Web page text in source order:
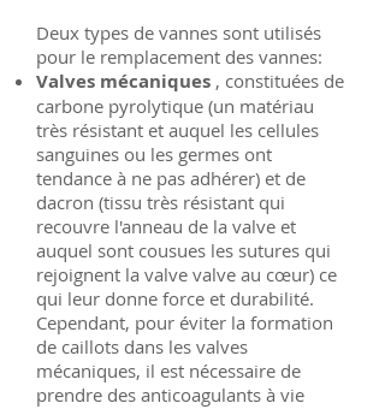
Deux types de vannes sont utilisés
pour le remplacement des vannes:
Valves mécaniques , constituées de
carbone pyrolytique (un matériau
très résistant et auquel les cellules
sanguines ou les germes ont
tendance à ne pas adhérer) et de
dacron (tissu très résistant qui
recouvre l'anneau de la valve et
auquel sont cousues les sutures qui
rejoignent la valve valve au cœur) ce
qui leur donne force et durabilité.
Cependant, pour éviter la formation
de caillots dans les valves
mécaniques, il est nécessaire de
prendre des anticoagulants à vie